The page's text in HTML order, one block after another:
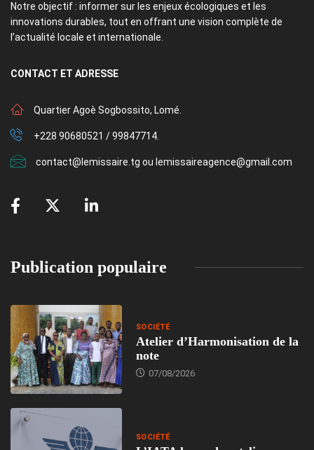
Notre objectif : informer sur les enjeux écologiques et les
innovations durables, tout en offrant une vision complète de
l’actualité locale et internationale.
CONTACT ET ADRESSE
Quartier Agoè Sogbossito, Lomé.
+228 90680521 / 99847714.
contact@lemissaire.tg ou lemissaireagence@gmail.com
Publication populaire
SOCIÉTÉ
Atelier d’Harmonisation de la
note
07/08/2026
SOCIÉTÉ